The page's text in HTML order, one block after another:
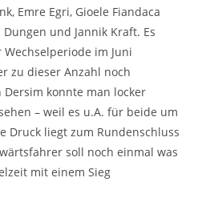
Emre Egri, Gioele Fiandaca
und Jannik Kraft. Es
im Juni
zu dieser Anzahl noch
konnte man locker
– weil es u.A. für beide um
Druck liegt zum Rundenschluss
soll noch einmal was
mit einem Sieg